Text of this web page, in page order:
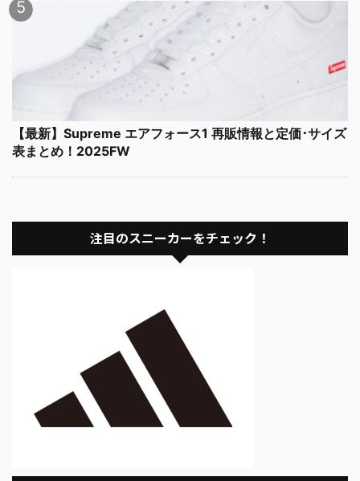
【最新】Supreme エアフォース1 再販情報と定価･サイズ
表まとめ！2025FW
注目のスニーカーをチェック！